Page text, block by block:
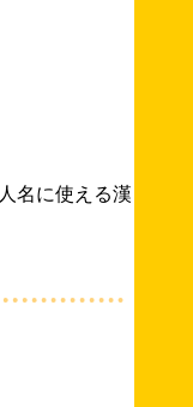
名に使える漢